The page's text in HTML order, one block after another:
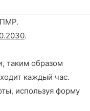
0.2030.
таким образом
каждый час.
используя форму